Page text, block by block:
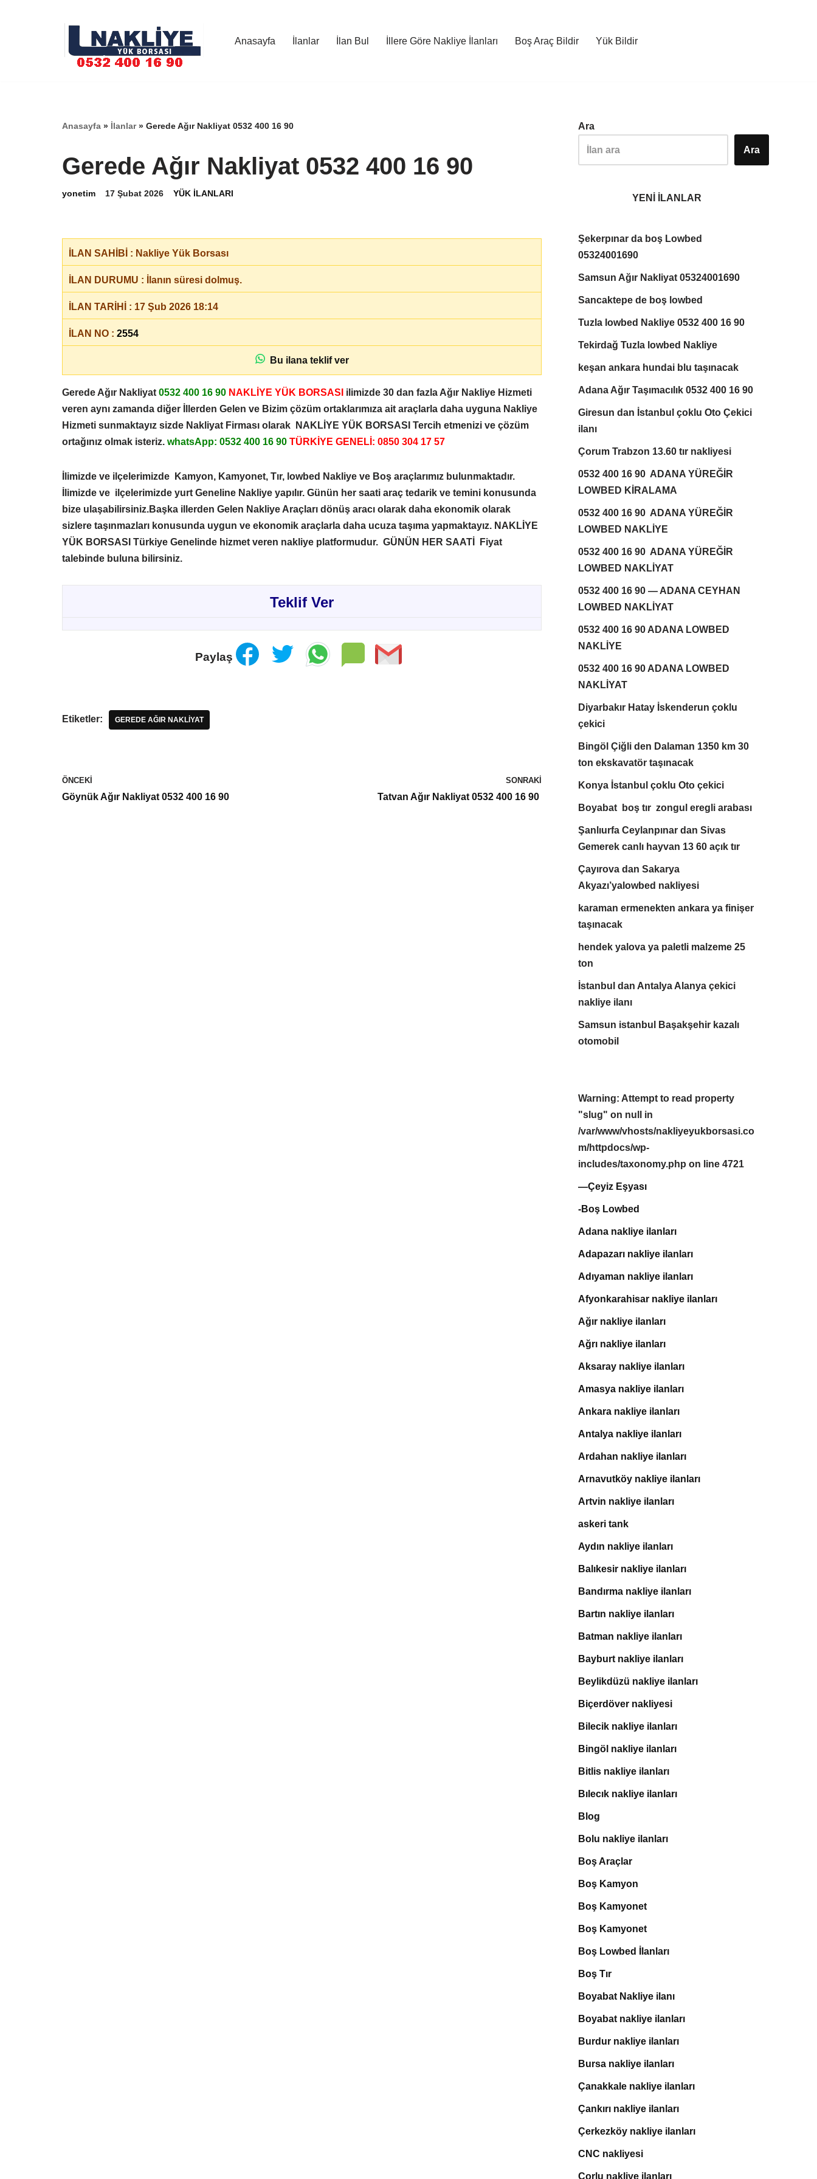
Anasayfa İlanlar İlan Bul İllere Göre Nakliye İlanları Boş Araç Bildir Yük Bildir
Anasayfa » İlanlar» Gerede Ağır Nakliyat 0532 400 16 90
Gerede Ağır Nakliyat 0532 400 16 90
yonetim 17 Şubat 2026 YÜK İLANLARI
İLAN SAHİBİ : Nakliye Yük Borsası
İLAN DURUMU : İlanın süresi dolmuş.
İLAN TARİHİ : 17 Şub 2026 18:14
İLAN NO : 2554
Bu ilana teklif ver
Gerede Ağır Nakliyat 0532 400 16 90 NAKLİYE YÜK BORSASI ilimizde 30 dan fazla Ağır Nakliye Hizmeti
veren aynı zamanda diğer İllerden Gelen ve Bizim çözüm ortaklarımıza ait araçlarla daha uyguna Nakliye
Hizmeti sunmaktayız sizde Nakliyat Firması olarak
NAKLİYE YÜK BORSASI Tercih etmenizi ve çözüm
ortağınız olmak isteriz. whatsApp: 0532 400 16 90 TÜRKİYE GENELİ: 0850 304 17 57
İlimizde ve ilçelerimizde Kamyon, Kamyonet, Tır, lowbed Nakliye ve Boş araçlarımız bulunmaktadır.
İlimizde ve ilçelerimizde yurt Geneline Nakliye yapılır. Günün her saati araç tedarik ve temini konusunda
bize ulaşabilirsiniz.Başka illerden Gelen Nakliye Araçları dönüş aracı olarak daha ekonomik olarak
sizlere taşınmazları konusunda uygun ve ekonomik araçlarla daha ucuza taşıma yapmaktayız. NAKLİYE
YÜK BORSASI Türkiye Genelinde hizmet veren nakliye platformudur. GÜNÜN HER SAATİ Fiyat
talebinde buluna bilirsiniz.
Teklif Ver
Paylaş
Etiketler: GEREDE AĞIR NAKLIYAT
ÖNCEKI
Göynük Ağır Nakliyat 0532 400 16 90
SONRAKI
Tatvan Ağır Nakliyat 0532 400 16 90
Ara
Ara
YENİ İLANLAR
Şekerpınar da boş Lowbed
05324001690
Samsun Ağır Nakliyat 05324001690
Sancaktepe de boş lowbed
Tuzla lowbed Nakliye 0532 400 16 90
Tekirdağ Tuzla lowbed Nakliye
keşan ankara hundai blu taşınacak
Adana Ağır Taşımacılık 0532 400 16 90
Giresun dan İstanbul çoklu Oto Çekici
ilanı
Çorum Trabzon 13.60 tır nakliyesi
0532 400 16 90 ADANA YÜREĞİR
LOWBED KİRALAMA
0532 400 16 90 ADANA YÜREĞİR
LOWBED NAKLİYE
0532 400 16 90 ADANA YÜREĞİR
LOWBED NAKLİYAT
0532 400 16 90 — ADANA CEYHAN
LOWBED NAKLİYAT
0532 400 16 90 ADANA LOWBED
NAKLİYE
0532 400 16 90 ADANA LOWBED
NAKLİYAT
Diyarbakır Hatay İskenderun çoklu
çekici
Bingöl Çiğli den Dalaman 1350 km 30
ton ekskavatör taşınacak
Konya İstanbul çoklu Oto çekici
Boyabat boş tır zongul eregli arabası
Şanlıurfa Ceylanpınar dan Sivas
Gemerek canlı hayvan 13 60 açık tır
Çayırova dan Sakarya
Akyazı’yalowbed nakliyesi
karaman ermenekten ankara ya finişer
taşınacak
hendek yalova ya paletli malzeme 25
ton
İstanbul dan Antalya Alanya çekici
nakliye ilanı
Samsun istanbul Başakşehir kazalı
otomobil
Warning: Attempt to read property
"slug" on null in
/var/www/vhosts/nakliyeyukborsasi.co
m/httpdocs/wp-
includes/taxonomy.php on line 4721
—Çeyiz Eşyası
-Boş Lowbed
Adana nakliye ilanları
Adapazarı nakliye ilanları
Adıyaman nakliye ilanları
Afyonkarahisar nakliye ilanları
Ağır nakliye ilanları
Ağrı nakliye ilanları
Aksaray nakliye ilanları
Amasya nakliye ilanları
Ankara nakliye ilanları
Antalya nakliye ilanları
Ardahan nakliye ilanları
Arnavutköy nakliye ilanları
Artvin nakliye ilanları
askeri tank
Aydın nakliye ilanları
Balıkesir nakliye ilanları
Bandırma nakliye ilanları
Bartın nakliye ilanları
Batman nakliye ilanları
Bayburt nakliye ilanları
Beylikdüzü nakliye ilanları
Biçerdöver nakliyesi
Bilecik nakliye ilanları
Bingöl nakliye ilanları
Bitlis nakliye ilanları
Bılecık nakliye ilanları
Blog
Bolu nakliye ilanları
Boş Araçlar
Boş Kamyon
Boş Kamyonet
Boş Kamyonet
Boş Lowbed İlanları
Boş Tır
Boyabat Nakliye ilanı
Boyabat nakliye ilanları
Burdur nakliye ilanları
Bursa nakliye ilanları
Çanakkale nakliye ilanları
Çankırı nakliye ilanları
Çerkezköy nakliye ilanları
CNC nakliyesi
Çorlu nakliye ilanları